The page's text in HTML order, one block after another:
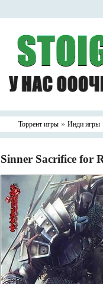
Торрент игры » Инди игры
Sinner Sacrifice for